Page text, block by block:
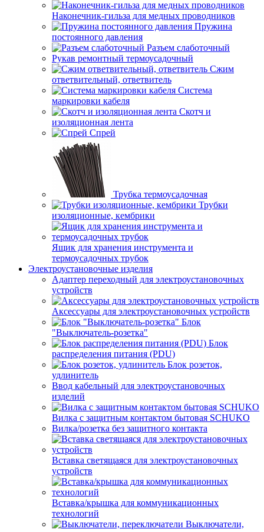
Наконечник-гильза для медных проводников
Пружина
постоянного давления
Разъем слаботочный
Рукав ремонтный термоусадочный
Сжим
ответвительный, ответвитель
Система
маркировки кабеля
Скотч и
изоляционная лента
Спрей
Трубка термоусадочная
Трубки
изоляционные, кембрики
Ящик для хранения инструмента и
термоусадочных трубок
Электроустановочные изделия
Адаптер переходный для электроустановочных
устройств
Аксессуары для электроустановочных устройств
Блок
"Выключатель-розетка"
Блок
распределения питания (PDU)
Блок розеток,
удлинитель
Ввод кабельный для электроустановочных
изделий
Вилка с защитным контактом бытовая SCHUKO
Вилка/розетка без защитного контакта
Вставка светящаяся для электроустановочных
устройств
Вставка/крышка для коммуникационных
технологий
Выключатели,